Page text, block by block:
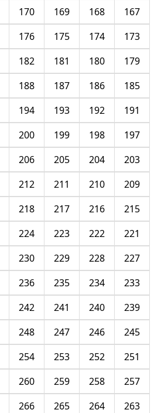
167
168
169
170
173
174
175
176
179
180
181
182
185
186
187
188
191
192
193
194
197
198
199
200
203
204
205
206
209
210
211
212
215
216
217
218
221
222
223
224
227
228
229
230
233
234
235
236
239
240
241
242
245
246
247
248
251
252
253
254
257
258
259
260
263
264
265
266